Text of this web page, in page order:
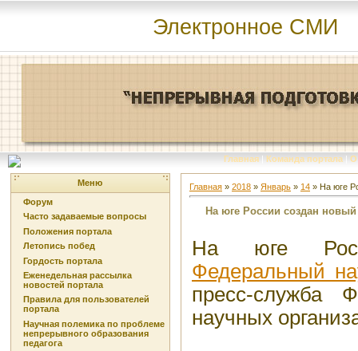
Электронное СМИ
Главная | Команда портала | О
Меню
Форум
Часто задаваемые вопросы
Положения портала
Летопись побед
Гордость портала
Еженедельная рассылка
новостей портала
Правила для пользователей
портала
Научная полемика по проблеме
непрерывного образования
педагога
Главная » 2018 » Январь » 14 » На юге
На юге России создан
На юге
Федеральный
пресс-служба
научных